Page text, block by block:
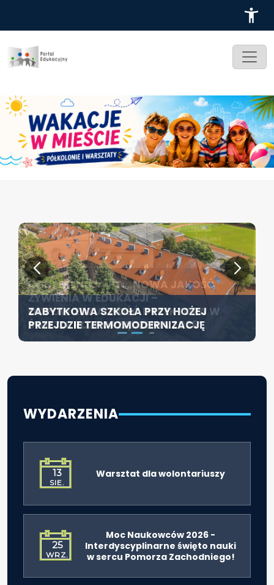
ZABYTKOWA SZKOŁA PRZY HOŻEJ
PRZEJDZIE TERMOMODERNIZACJĘ
KONFERENCJA PT. „NOWA JAKOŚĆ
ŻYWIENIA W EDUKACJI –
ODPOWIEDZIALNOŚĆ DYREKTORA W
ŚWIETLE ROZPORZĄDZENIA 2026”
SZCZECIN ROZWIJA EDUKACJĘ
WŁĄCZAJĄCĄ - NOWE
SPECJALISTYCZNE CENTRUM
ROZPOCZYNA DZIAŁALNOŚĆ
WYDARZENIA
13
SIE.
Warsztat dla wolontariuszy
25
WRZ.
Moc Naukowców 2026 -
Interdyscyplinarne święto nauki
w sercu Pomorza Zachodniego!